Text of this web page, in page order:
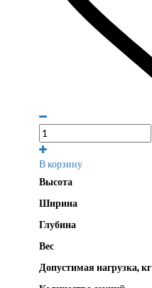
В корзину
Высота
Ширина
Глубина
Вес
Допустимая нагрузка, кг